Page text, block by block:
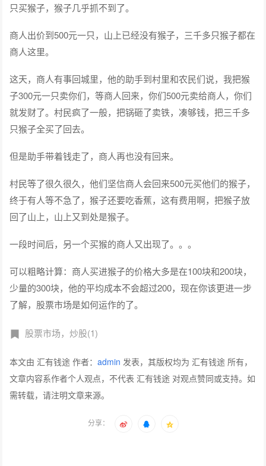
只买猴子，猴子几乎抓不到了。
商人出价到500元一只，山上已经没有猴子，三千多只猴子都在
商人这里。
这天，商人有事回城里，他的助手到村里和农民们说，我把猴
子300元一只卖你们，等商人回来，你们500元卖给商人，你们
就发财了。村民疯了一般，把锅砸了卖铁，凑够钱，把三千多
只猴子全买了回去。
但是助手带着钱走了，商人再也没有回来。
村民等了很久很久，他们坚信商人会回来500元买他们的猴子，
终于有人等不急了，猴子还要吃香蕉，这有费用啊，把猴子放
回了山上，山上又到处是猴子。
一段时间后，另一个买猴的商人又出现了。。。
可以粗略计算：商人买进猴子的价格大多是在100块和200块，
少量的300块，他的平均成本不会超过200，现在你该更进一步
了解，股票市场是如何运作的了。
股票市场，炒股(1)
本文由 汇有钱途 作者：admin 发表，其版权均为 汇有钱途 所有，
文章内容系作者个人观点，不代表 汇有钱途 对观点赞同或支持。如
需转载，请注明文章来源。
分享：